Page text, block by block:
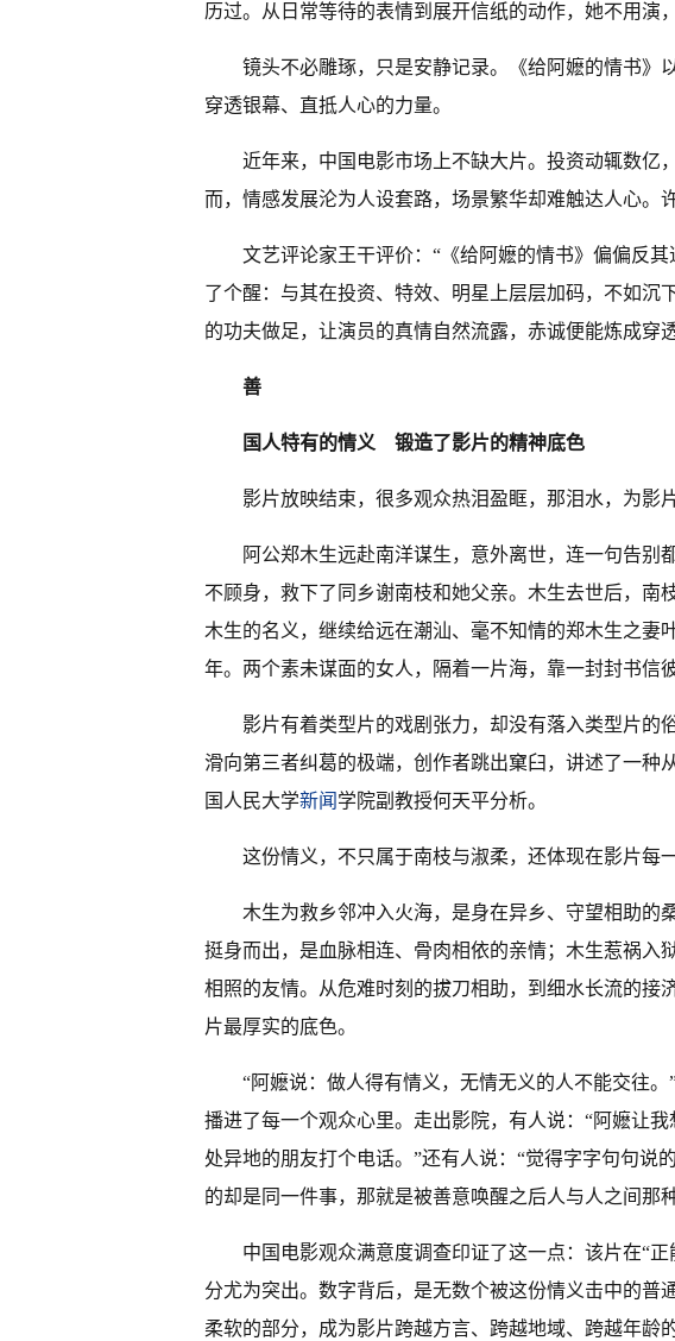
历过。从日常等待的表情到展开信纸的动作，她不用演
镜头不必雕琢，只是安静记录。《给阿嬷的情书》
穿透银幕、直抵人心的力量。
近年来，中国电影市场上不缺大片。投资动辄数亿
而，情感发展沦为人设套路，场景繁华却难触达人心。
文艺评论家王干评价：“《给阿嬷的情书》偏偏反
了个醒：与其在投资、特效、明星上层层加码，不如沉
的功夫做足，让演员的真情自然流露，赤诚便能炼成穿
善
国人特有的情义 锻造了影片的精神底色
影片放映结束，很多观众热泪盈眶，那泪水，为影
阿公郑木生远赴南洋谋生，意外离世，连一句告别
不顾身，救下了同乡谢南枝和她父亲。木生去世后，
木生的名义，继续给远在潮汕、毫不知情的郑木生之妻
年。两个素未谋面的女人，隔着一片海，靠一封封书信
影片有着类型片的戏剧张力，却没有落入类型片的
滑向第三者纠葛的极端，创作者跳出窠臼，讲述了一种
国人民大学新闻 学院副教授何天平分析。
这份情义，不只属于南枝与淑柔，还体现在影片每
木生为救乡邻冲入火海，是身在异乡、守望相助的
挺身而出，是血脉相连、骨肉相依的亲情；木生惹祸入
相照的友情。从危难时刻的拔刀相助，到细水长流的接
片最厚实的底色。
“阿嬷说：做人得有情义，无情无义的人不能交往
播进了每一个观众心里。走出影院，有人说：“阿嬷让
处异地的朋友打个电话。”还有人说：“觉得字字句句说
的却是同一件事，那就是被善意唤醒之后人与人之间那
中国电影观众满意度调查印证了这一点：该片在“
分尤为突出。数字背后，是无数个被这份情义击中的普
柔软的部分，成为影片跨越方言、跨越地域、跨越年龄